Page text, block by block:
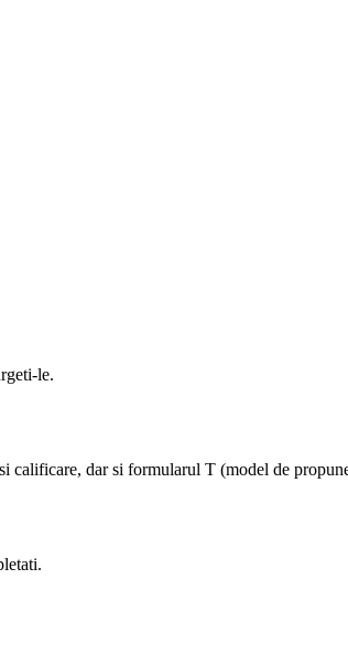
le.
calificare, dar si formularul T (model de